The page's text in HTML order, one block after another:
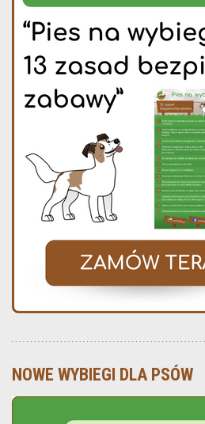
NOWE WYBIEGI DLA PSÓW